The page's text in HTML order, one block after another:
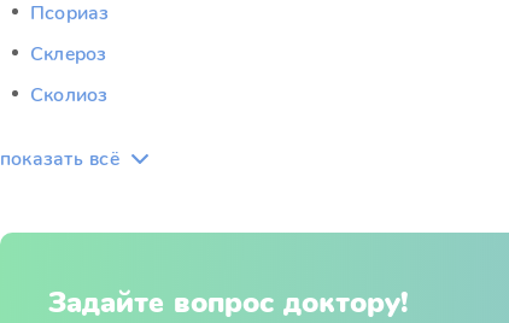
Псориаз
Склероз
Сколиоз
показать всё
Задайте вопрос доктору!